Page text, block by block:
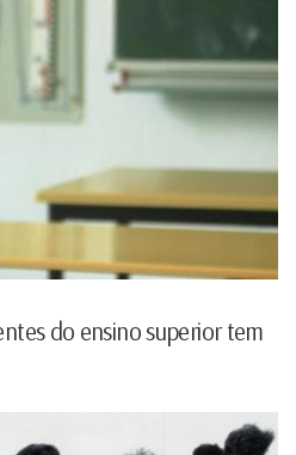
do ensino superior tem